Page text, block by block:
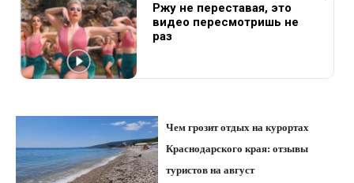
Ржу не переставая, это
видео пересмотришь не
раз
Чем грозит отдых на курортах
Краснодарского края: отзывы
туристов на август